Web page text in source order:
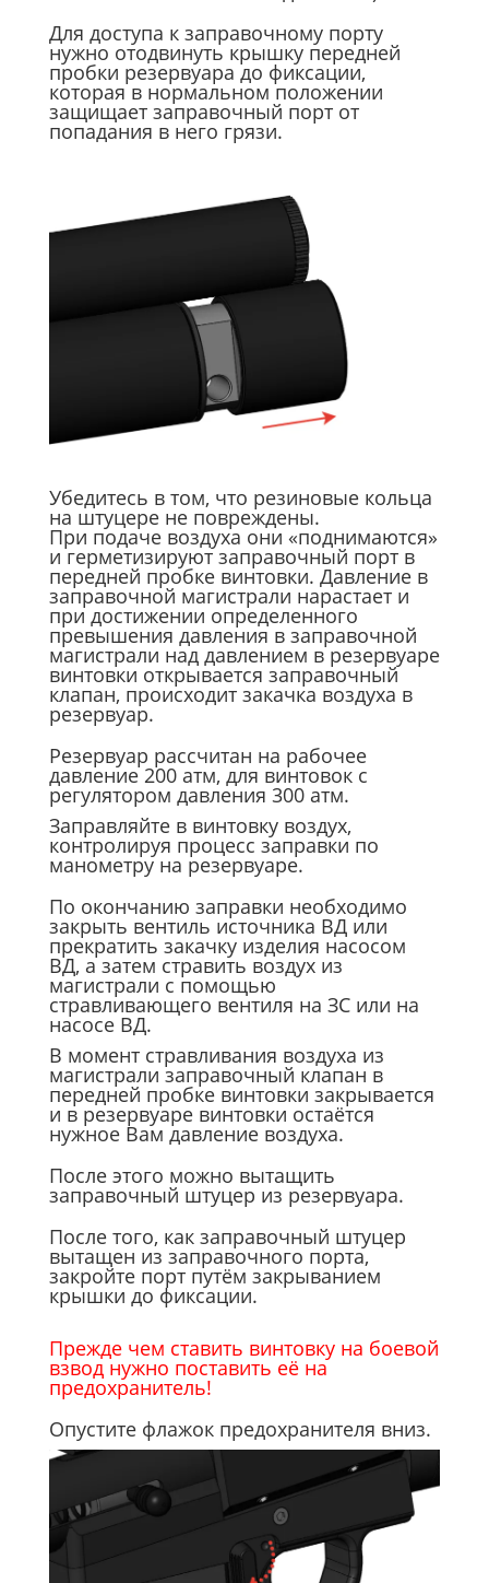
Для доступа к заправочному порту
нужно отодвинуть крышку передней
пробки резервуара до фиксации,
которая в нормальном положении
защищает заправочный порт от
попадания в него грязи.
Убедитесь в том, что резиновые кольца
на штуцере не повреждены.
При подаче воздуха они «поднимаются»
и герметизируют заправочный порт в
передней пробке винтовки. Давление в
заправочной магистрали нарастает и
при достижении определенного
превышения давления в заправочной
магистрали над давлением в резервуаре
винтовки открывается заправочный
клапан, происходит закачка воздуха в
резервуар.
Резервуар рассчитан на рабочее
давление 200 атм, для винтовок с
регулятором давления 300 атм.
Заправляйте в винтовку воздух,
контролируя процесс заправки по
манометру на резервуаре.
По окончанию заправки необходимо
закрыть вентиль источника ВД или
прекратить закачку изделия насосом
ВД, а затем стравить воздух из
магистрали с помощью
стравливающего вентиля на ЗС или на
насосе ВД.
В момент стравливания воздуха из
магистрали заправочный клапан в
передней пробке винтовки закрывается
и в резервуаре винтовки остаётся
нужное Вам давление воздуха.
После этого можно вытащить
заправочный штуцер из резервуара.
После того, как заправочный штуцер
вытащен из заправочного порта,
закройте порт путём закрыванием
крышки до фиксации.
Прежде чем ставить винтовку на боевой
взвод нужно поставить её на
предохранитель!
Опустите флажок предохранителя вниз.